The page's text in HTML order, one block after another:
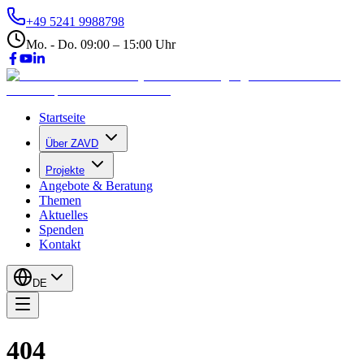
+49 5241 9988798
Mo. - Do. 09:00 – 15:00 Uhr
Startseite
Über ZAVD
Projekte
Angebote & Beratung
Themen
Aktuelles
Spenden
Kontakt
DE
404